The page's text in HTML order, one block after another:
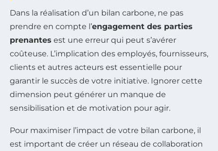
Dans la réalisation d’un bilan carbone, ne pas
prendre en compte l’engagement des parties
prenantes est une erreur qui peut s’avérer
coûteuse. L’implication des employés, fournisseurs,
clients et autres acteurs est essentielle pour
garantir le succès de votre initiative. Ignorer cette
dimension peut générer un manque de
sensibilisation et de motivation pour agir.
Pour maximiser l’impact de votre bilan carbone, il
est important de créer un réseau de collaboration